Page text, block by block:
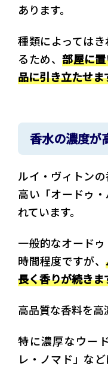
あります。
種類によっては
るため、部屋に
品に引き立たせま
香水の濃度が
ルイ・ヴィトン
高い「オードゥ
れています。
一般的なオード
時間程度ですが、
長く香りが続きま
高品質な香料を高
特に濃厚なウー
レ・ノマド」な